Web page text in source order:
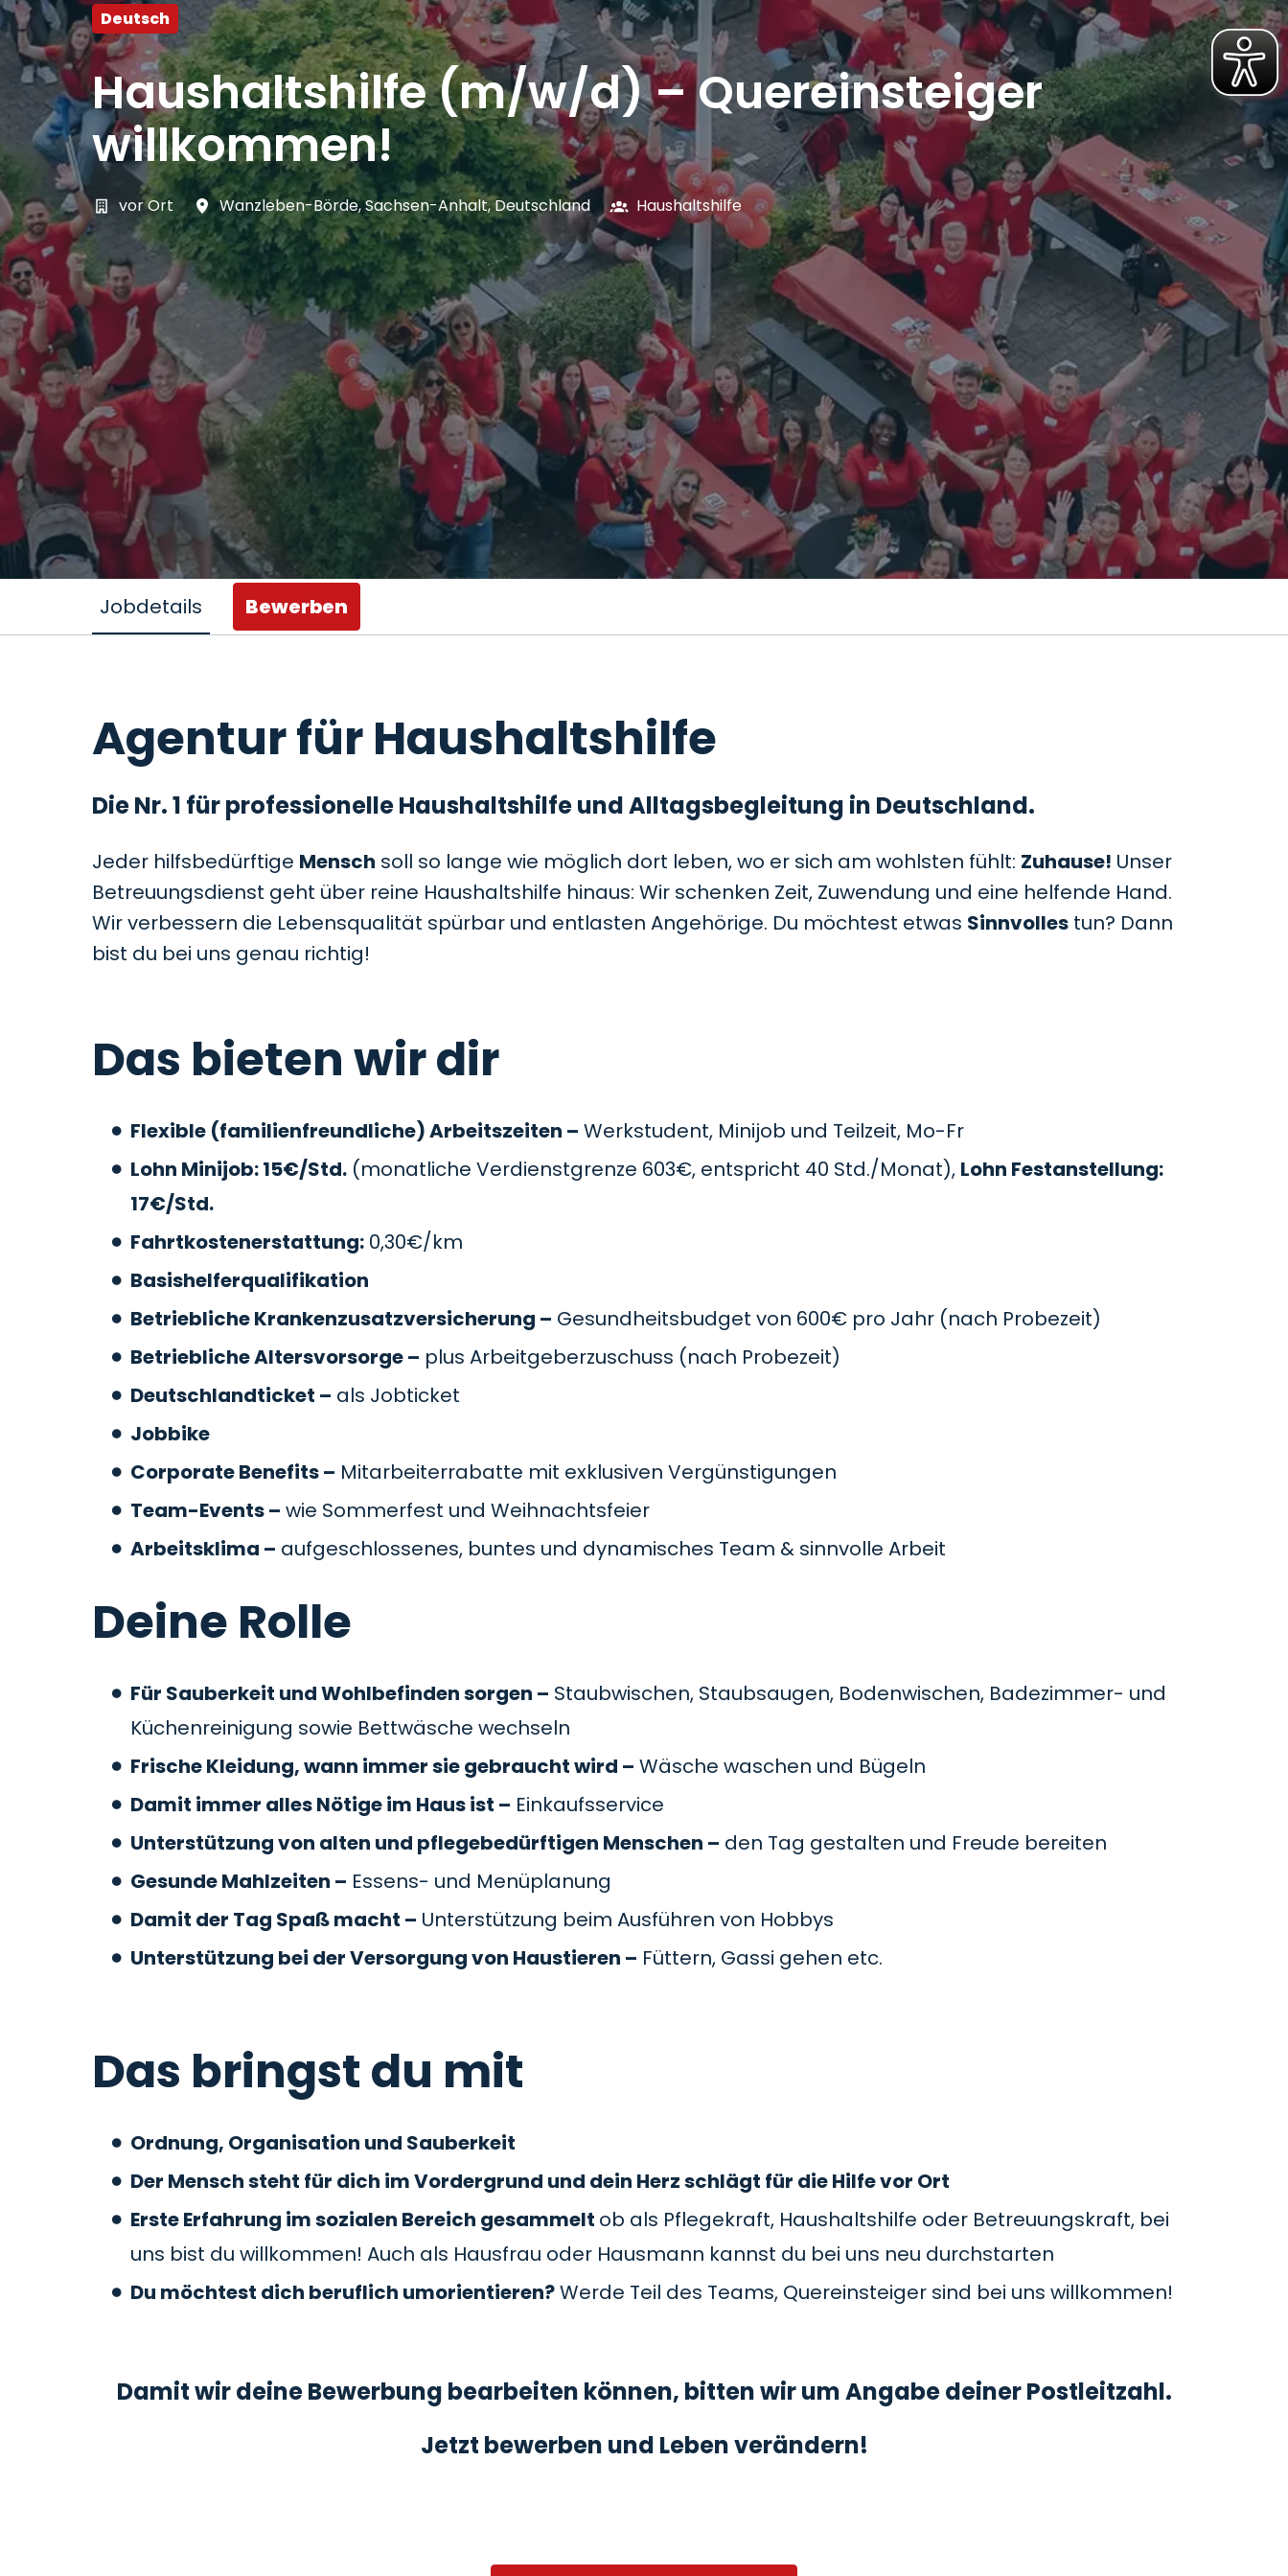
Deutsch
Haushaltshilfe (m/w/d) – Quereinsteiger
willkommen!
vor Ort Wanzleben-Börde,Sachsen-Anhalt,Deutschland Haushaltshilfe
Jobdetails Bewerben
Agentur für Haushaltshilfe
Die Nr. 1 für professionelle Haushaltshilfe und Alltagsbegleitung in Deutschland.
Jeder hilfsbedürftige Mensch soll so lange wie möglich dort leben, wo er sich am wohlsten fühlt: Zuhause! Unser
Betreuungsdienst geht über reine Haushaltshilfe hinaus: Wir schenken Zeit, Zuwendung und eine helfende Hand.
Wir verbessern die Lebensqualität spürbar und entlasten Angehörige. Du möchtest etwas Sinnvolles tun? Dann
bist du bei uns genau richtig!
Das bieten wir dir
Flexible (familienfreundliche) Arbeitszeiten – Werkstudent, Minijob und Teilzeit, Mo-Fr
Lohn Minijob: 15€/Std. (monatliche Verdienstgrenze 603€, entspricht 40 Std./Monat), Lohn Festanstellung:
17€/Std.
Fahrtkostenerstattung: 0,30€/km
Basishelferqualifikation
Betriebliche Krankenzusatzversicherung – Gesundheitsbudget von 600€ pro Jahr (nach Probezeit)
Betriebliche Altersvorsorge – plus Arbeitgeberzuschuss (nach Probezeit)
Deutschlandticket – als Jobticket
Jobbike
Corporate Benefits – Mitarbeiterrabatte mit exklusiven Vergünstigungen
Team-Events – wie Sommerfest und Weihnachtsfeier
Arbeitsklima – aufgeschlossenes, buntes und dynamisches Team & sinnvolle Arbeit
Deine Rolle
Für Sauberkeit und Wohlbefinden sorgen – Staubwischen, Staubsaugen, Bodenwischen, Badezimmer- und
Küchenreinigung sowie Bettwäsche wechseln
Frische Kleidung, wann immer sie gebraucht wird – Wäsche waschen und Bügeln
Damit immer alles Nötige im Haus ist – Einkaufsservice
Unterstützung von alten und pflegebedürftigen Menschen – den Tag gestalten und Freude bereiten
Gesunde Mahlzeiten – Essens- und Menüplanung
Damit der Tag Spaß macht – Unterstützung beim Ausführen von Hobbys
Unterstützung bei der Versorgung von Haustieren – Füttern, Gassi gehen etc.
Das bringst du mit
Ordnung, Organisation und Sauberkeit
Der Mensch steht für dich im Vordergrund und dein Herz schlägt für die Hilfe vor Ort
Erste Erfahrung im sozialen Bereich gesammelt ob als Pflegekraft, Haushaltshilfe oder Betreuungskraft, bei
uns bist du willkommen! Auch als Hausfrau oder Hausmann kannst du bei uns neu durchstarten
Du möchtest dich beruflich umorientieren?Werde Teil des Teams, Quereinsteiger sind bei uns willkommen!
Damit wir deine Bewerbung bearbeiten können, bitten wir um Angabe deiner Postleitzahl.
Jetzt bewerben und Leben verändern!